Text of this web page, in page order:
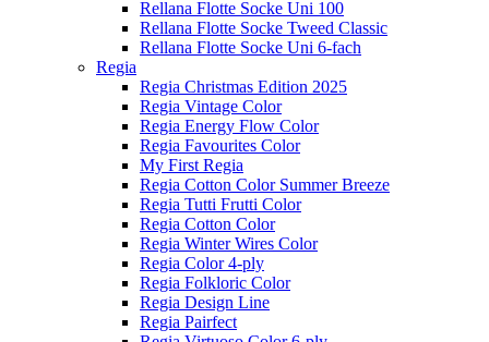
Rellana Flotte Socke Uni 100
Rellana Flotte Socke Tweed Classic
Rellana Flotte Socke Uni 6-fach
Regia
Regia Christmas Edition 2025
Regia Vintage Color
Regia Energy Flow Color
Regia Favourites Color
My First Regia
Regia Cotton Color Summer Breeze
Regia Tutti Frutti Color
Regia Cotton Color
Regia Winter Wires Color
Regia Color 4-ply
Regia Folkloric Color
Regia Design Line
Regia Pairfect